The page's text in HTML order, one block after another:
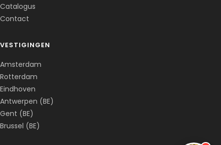
Catalogus
Contact
VESTIGINGEN
Amsterdam
Rotterdam
Eindhoven
Antwerpen (BE)
Gent (BE)
Brussel (BE)